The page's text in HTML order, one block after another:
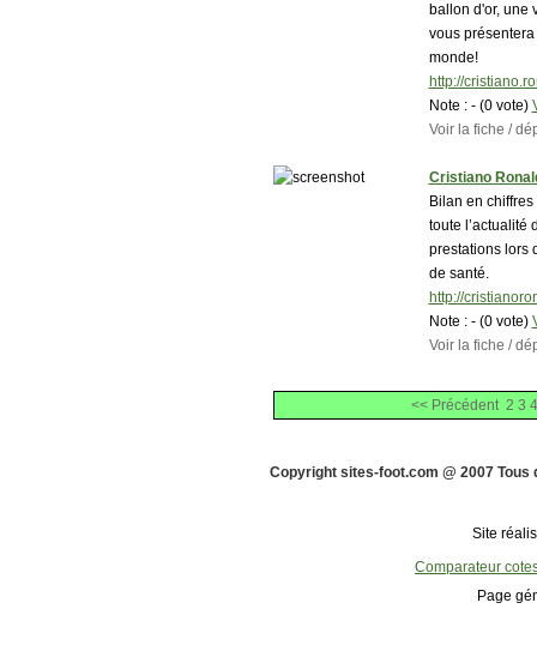
ballon d'or, une
vous
monde!
http://
Note : - (0 vote)
Voir la fiche /
Cristiano
Bilan en
toute l’actualité
prestations lors
de santé.
http://
Note : - (0 vote)
Voir la fiche /
<< Précédent 2 3 4
Copyright sites-foot.com @ 2007
Site
Comparateur
Page